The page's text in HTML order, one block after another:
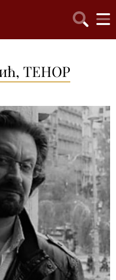
ТЕНОР